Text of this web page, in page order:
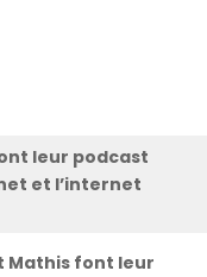
leur podcast
et l’internet
Mathis font leur